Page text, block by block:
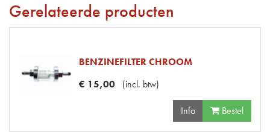
Gerelateerde producten
BENZINEFILTER CHROOM
€ 15,00 (incl. btw)
Info Bestel